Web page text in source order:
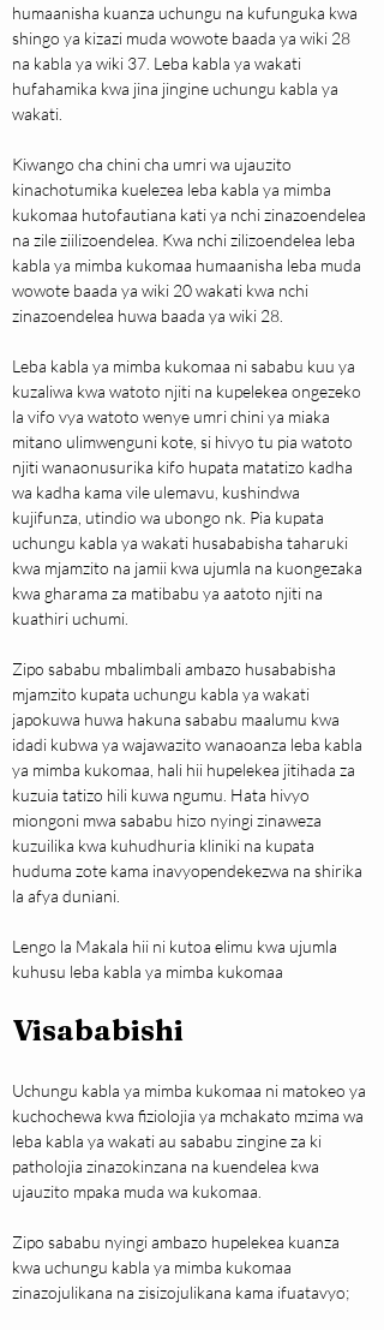
humaanisha kuanza uchungu na kufunguka kwa
shingo ya kizazi muda wowote baada ya wiki 28
na kabla ya wiki 37. Leba kabla ya wakati
hufahamika kwa jina jingine uchungu kabla ya
wakati.
Kiwango cha chini cha umri wa ujauzito
kinachotumika kuelezea leba kabla ya mimba
kukomaa hutofautiana kati ya nchi zinazoendelea
na zile ziilizoendelea. Kwa nchi zilizoendelea leba
kabla ya mimba kukomaa humaanisha leba muda
wowote baada ya wiki 20 wakati kwa nchi
zinazoendelea huwa baada ya wiki 28.
Leba kabla ya mimba kukomaa ni sababu kuu ya
kuzaliwa kwa watoto njiti na kupelekea ongezeko
la vifo vya watoto wenye umri chini ya miaka
mitano ulimwenguni kote, si hivyo tu pia watoto
njiti wanaonusurika kifo hupata matatizo kadha
wa kadha kama vile ulemavu, kushindwa
kujifunza, utindio wa ubongo nk. Pia kupata
uchungu kabla ya wakati husababisha taharuki
kwa mjamzito na jamii kwa ujumla na kuongezaka
kwa gharama za matibabu ya aatoto njiti na
kuathiri uchumi.
Zipo sababu mbalimbali ambazo husababisha
mjamzito kupata uchungu kabla ya wakati
japokuwa huwa hakuna sababu maalumu kwa
idadi kubwa ya wajawazito wanaoanza leba kabla
ya mimba kukomaa, hali hii hupelekea jitihada za
kuzuia tatizo hili kuwa ngumu. Hata hivyo
miongoni mwa sababu hizo nyingi zinaweza
kuzuilika kwa kuhudhuria kliniki na kupata
huduma zote kama inavyopendekezwa na shirika
la afya duniani.
Lengo la Makala hii ni kutoa elimu kwa ujumla
kuhusu leba kabla ya mimba kukomaa
Visababishi
Uchungu kabla ya mimba kukomaa ni matokeo ya
kuchochewa kwa fiziolojia ya mchakato mzima wa
leba kabla ya wakati au sababu zingine za ki
patholojia zinazokinzana na kuendelea kwa
ujauzito mpaka muda wa kukomaa.
Zipo sababu nyingi ambazo hupelekea kuanza
kwa uchungu kabla ya mimba kukomaa
zinazojulikana na zisizojulikana kama ifuatavyo;